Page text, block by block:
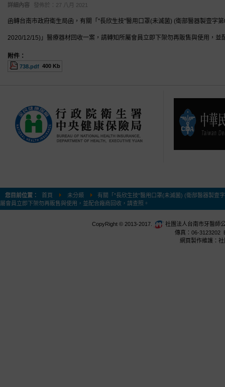
詳細內容 發佈於： 27 八月 2021
函轉台南市政府衛生局函，有關「"長欣生技"醫用口罩(未滅菌) (衛部醫器製壹字
2020/12/15)」醫療器材回收一案，請轉知所屬會員立即下架勿再販售與使用，並
附件：
738.pdf 400 Kb
您目前位置： 首頁 未分類
有關「"長欣生技"醫用口罩(未滅菌) (衛部醫器製壹
屬會員立即下架勿再販售與使用，並配合廠商回收，請查照。
CopyRight © 2013-2017.
社團法人台南市牙醫師
傳真：06-3123202
網頁製作維護：